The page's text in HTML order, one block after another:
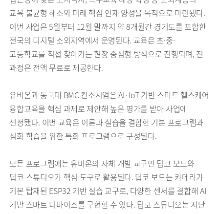
교육 불균형 해소와 미래 핵심 인재 양성을 목적으로 마련됐다.
이번 사업은 5월부터 12월 말까지 약 8개월간 경기도를 포함한
전국의 디지털 소외지역에서 운영된다. 교육은 초·중·
고등학교를 직접 찾아가는 현장 중심형 방식으로 진행되며, 전
과정은 전액 무료로 제공한다.
유비온과 동국대 BMC 컨소시엄은 AI·IoT 기반 스마트 헬스케어
융합교육을 핵심 과제로 제안해 높은 평가를 받아 사업에
선정됐다. 이번 교육은 이론과 실습을 결합한 기본 프로그램과
심화 학습을 위한 특화 프로그램으로 구성된다.
모든 프로그램에는 유비온의 자체 개발 교구인 딥코 보드와
딥코 스튜디오가 핵심 도구로 활용된다. 딥코 보드는 카메라가
기본 탑재된 ESP32 기반 실습 교구로, 다양한 센서를 결합해 AI
기반 스마트 디바이스를 구현할 수 있다. 딥코 스튜디오는 지난